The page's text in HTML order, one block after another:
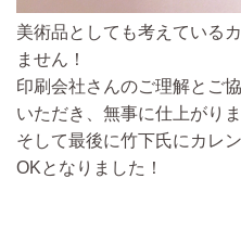
美術品としても考えている
ません！
印刷会社さんのご理解とご
いただき、無事に仕上がり
そして最後に竹下氏にカレ
OKとなりました！